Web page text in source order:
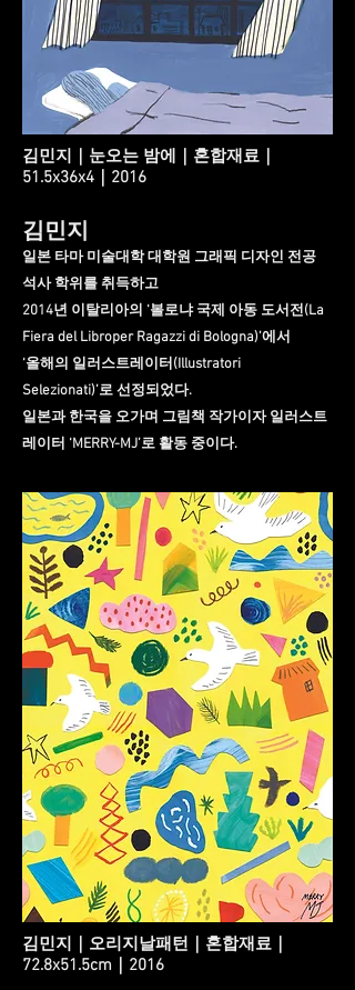
김민지｜눈오는 밤에｜혼합재료｜
51.5x36x4｜2016
김민지
일본 타마 미술대학 대학원 그래픽 디자인 전공
석사 학위를 취득하고
2014년 이탈리아의 ‘볼로냐 국제 아동 도서전(La
Fiera del Libroper Ragazzi di Bologna)’에서
‘올해의 일러스트레이터(Illustratori
Selezionati)’로 선정되었다.
일본과 한국을 오가며 그림책 작가이자 일러스트
레이터 ‘MERRY-MJ’로 활동 중이다.
김민지｜오리지날패턴｜혼합재료｜
72.8x51.5cm｜2016